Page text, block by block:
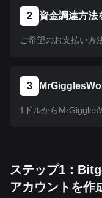
2 資金調達方法
ご希望のお支払い方
3
1ドルから
ステップ1：
アカウントを作